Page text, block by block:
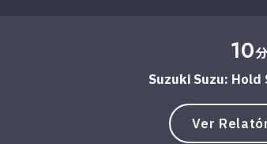
10分
Suzuki Suzu:
Ver